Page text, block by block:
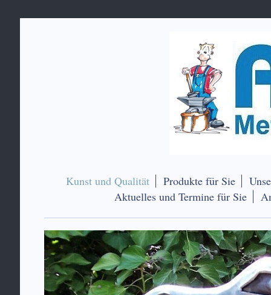
Kunst und Qualität Produkte für Sie
Aktuelles und Termine für Sie